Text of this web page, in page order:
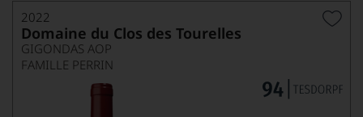
2022
Domaine du Clos des Tourelles
GIGONDAS AOP
FAMILLE PERRIN